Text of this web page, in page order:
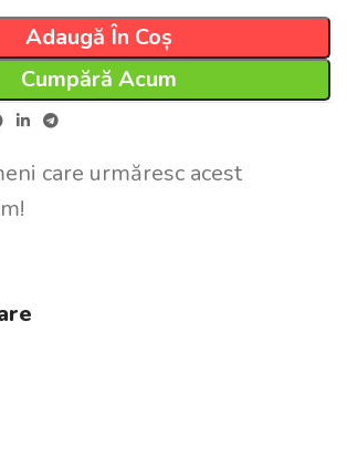
Adaugă În Coș
Cumpără Acum
care urmăresc acest